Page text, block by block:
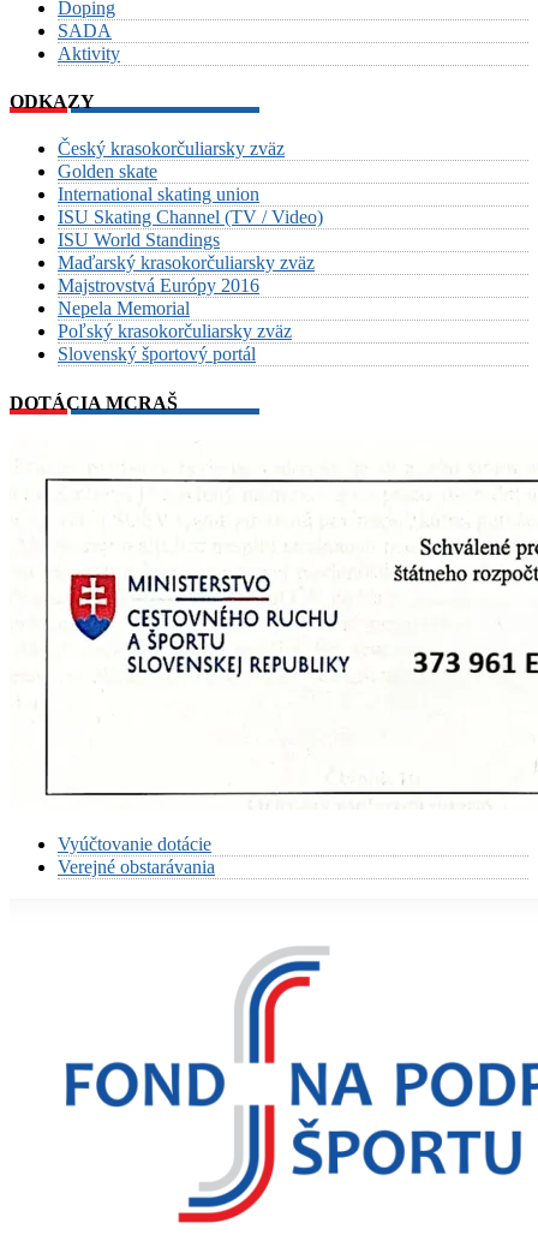
Doping
SADA
Aktivity
ODKAZY
Český krasokorčuliarsky zväz
Golden skate
International skating union
ISU Skating Channel (TV / Video)
ISU World Standings
Maďarský krasokorčuliarsky zväz
Majstrovstvá Európy 2016
Nepela Memorial
Poľský krasokorčuliarsky zväz
Slovenský športový portál
DOTÁCIA MCRAŠ
Vyúčtovanie dotácie
Verejné obstarávania